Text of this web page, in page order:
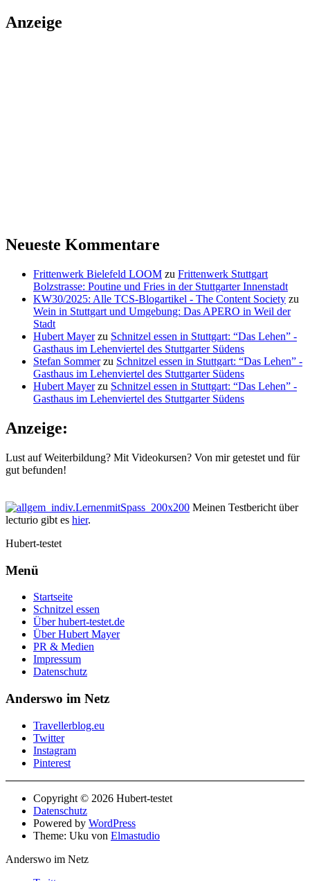
Anzeige
Neueste Kommentare
Frittenwerk Bielefeld LOOM zu Frittenwerk Stuttgart
Bolzstrasse: Poutine und Fries in der Stuttgarter Innenstadt
KW30/2025: Alle TCS-Blogartikel - The Content Society zu
Wein in Stuttgart und Umgebung: Das APERO in Weil der
Stadt
Hubert Mayerzu Schnitzel essen in Stuttgart: “Das Lehen” -
Gasthaus im Lehenviertel des Stuttgarter Südens
Stefan Sommerzu Schnitzel essen in Stuttgart: “Das Lehen” -
Gasthaus im Lehenviertel des Stuttgarter Südens
Hubert Mayerzu Schnitzel essen in Stuttgart: “Das Lehen” -
Gasthaus im Lehenviertel des Stuttgarter Südens
Anzeige:
Lust auf Weiterbildung? Mit Videokursen? Von mir getestet und für
gut befunden!
Meinen Testbericht über
lecturio gibt es hier.
Hubert-testet
Menü
Startseite
Schnitzel essen
Über hubert-testet.de
Über Hubert Mayer
PR & Medien
Impressum
Datenschutz
Anderswo im Netz
Travellerblog.eu
Twitter
Instagram
Pinterest
Copyright © 2026 Hubert-testet
Datenschutz
Powered by WordPress
Theme: Uku von Elmastudio
Anderswo im Netz